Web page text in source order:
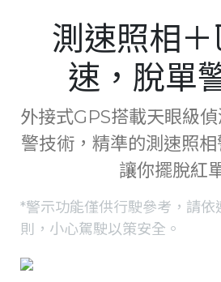
測速照相＋
速，脫單
外接式GPS搭載天眼級
警技術，精準的測速照相
讓你擺脫紅
*警示功能僅供行駛參考，請依
則，小心駕駛以策安全。